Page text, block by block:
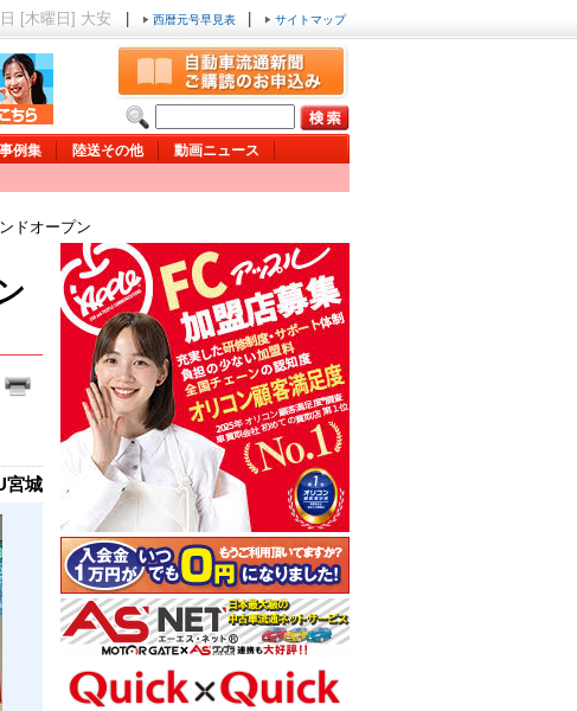
[木曜日] 大安 西暦元号早見表 サイトマップ
例集 陸送その他
動画ニュース
ドオープン
宮城